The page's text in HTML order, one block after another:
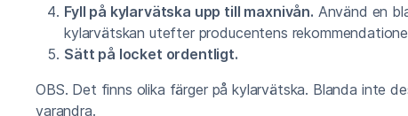
Fyll på kylarvätska upp till maxnivån. Använd en
kylarvätskan utefter producentens
Sätt på locket ordentligt.
OBS. Det finns olika färger på kylarvätska. Blanda inte
varandra.